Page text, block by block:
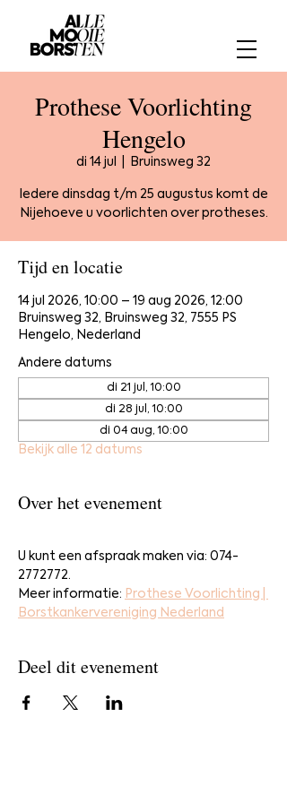
Prothese Voorlichting
Hengelo
di 14 jul Bruinsweg 32
Iedere dinsdag t/m 25 augustus komt de
Nijehoeve u voorlichten over protheses.
Tijd en locatie
14 jul 2026, 10:00 – 19 aug 2026, 12:00
Bruinsweg 32, Bruinsweg 32, 7555 PS
Hengelo, Nederland
Andere datums
di 21 jul, 10:00
di 28 jul, 10:00
di 04 aug, 10:00
Bekijk alle 12 datums
Over het evenement
U kunt een afspraak maken via: 074-
2772772.
Meer informatie: Prothese Voorlichting |
Borstkankervereniging Nederland
Deel dit evenement